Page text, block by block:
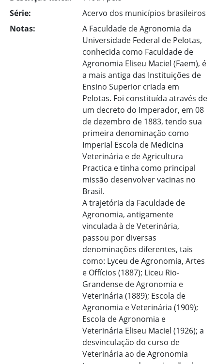
Série:
Acervo dos municípios brasileiros
Notas:
A Faculdade de Agronomia da
Universidade Federal de Pelotas,
conhecida como Faculdade de
Agronomia Eliseu Maciel (Faem), é
a mais antiga das Instituições de
Ensino Superior criada em
Pelotas. Foi constituída através de
um decreto do Imperador, em 08
de dezembro de 1883, tendo sua
primeira denominação como
Imperial Escola de Medicina
Veterinária e de Agricultura
Practica e tinha como principal
missão desenvolver vacinas no
Brasil.
A trajetória da Faculdade de
Agronomia, antigamente
vinculada à de Veterinária,
passou por diversas
denominações diferentes, tais
como: Lyceu de Agronomia, Artes
e Offícios (1887); Liceu Rio-
Grandense de Agronomia e
Veterinária (1889); Escola de
Agronomia e Veterinária (1909);
Escola de Agronomia e
Veterinária Eliseu Maciel (1926); a
desvinculação do curso de
Veterinária ao de Agronomia